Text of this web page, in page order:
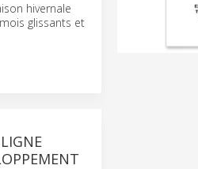
hivernale
glissants et